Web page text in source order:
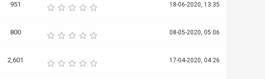
951 18-06-2020, 13:35
800 08-05-2020, 05:06
2,601 17-04-2020, 04:26